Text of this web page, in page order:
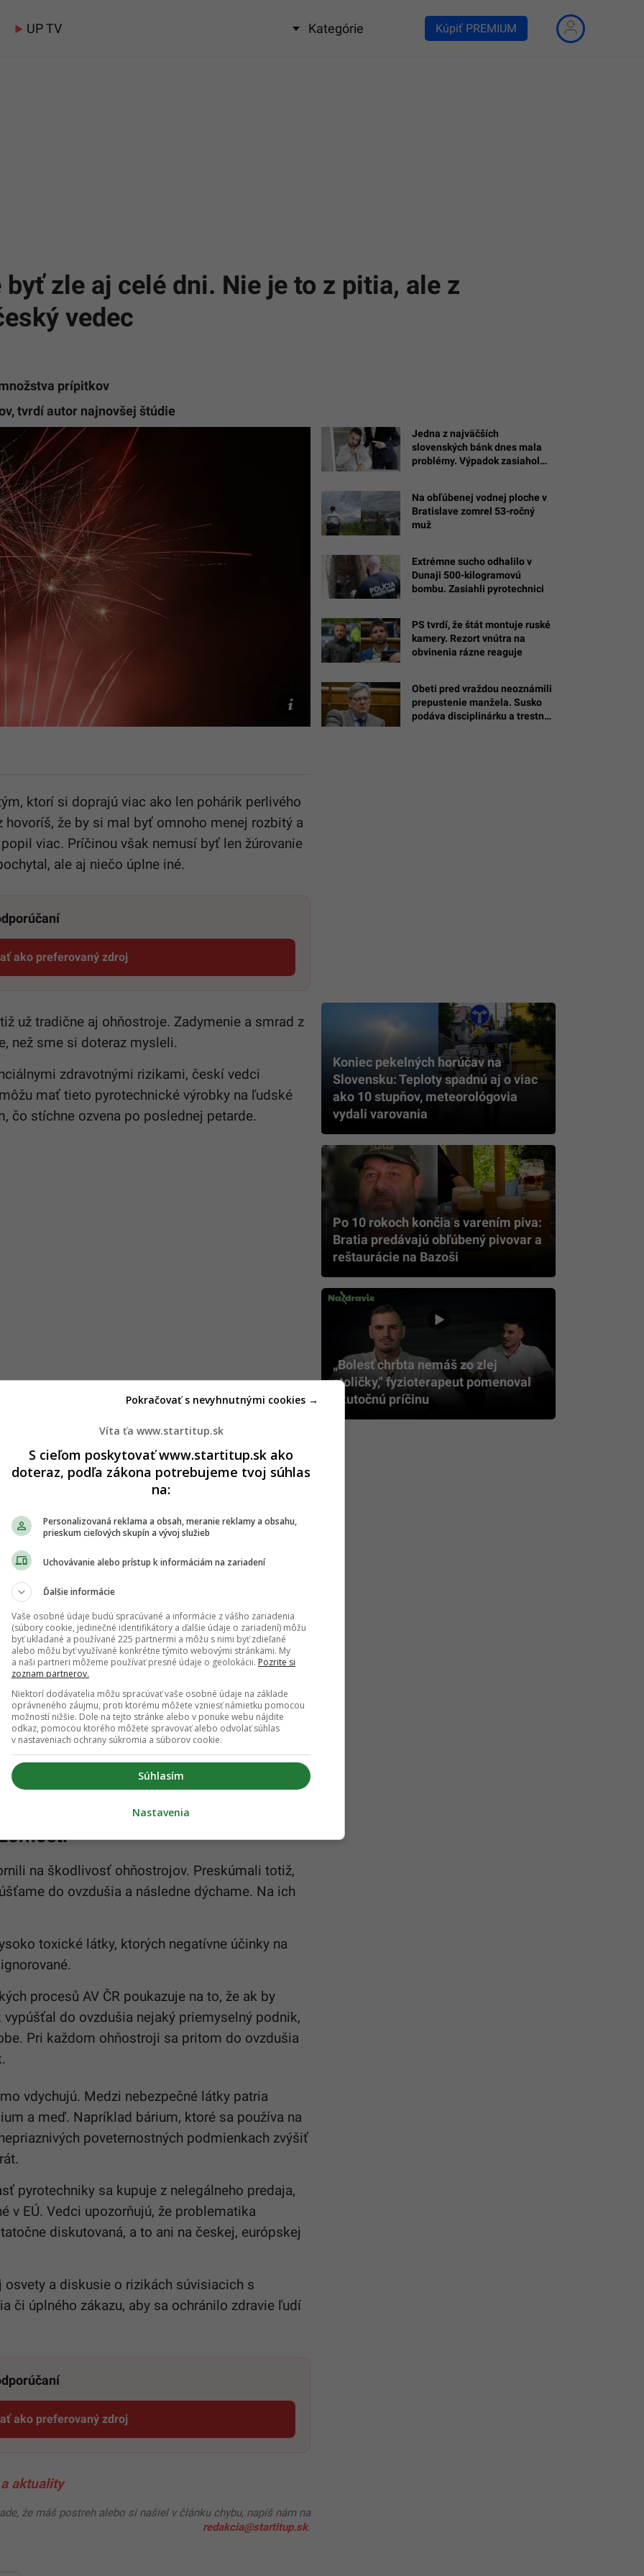
UP TV Kategórie Kúpiť PREMIUM
zle aj celé dni. Nie je to z pitia, ale z
vedec
prípitkov
tvrdí autor najnovšej štúdie
TASR/Lukáš
Grinaj
ktorí si doprajú viac ako len pohárik perlivého
že by si mal byť omnoho menej rozbitý a
viac. Príčinou však nemusí byť len žúrovanie
ale aj niečo úplne iné.
ako preferovaný zdroj
Startitup, odkaz sa otvorí v novom okne
už tradične aj ohňostroje. Zadymenie a smrad z
než sme si doteraz mysleli.
zdravotnými rizikami, českí vedci
mať tieto pyrotechnické výrobky na ľudské
čo stíchne ozvena po poslednej petarde.
vzduch
zlúčenín, ktoré sú nebezpečné. „
“ vysvetlil Martin Pivokonský z Ústavu
Nový Čas
s tým, ako človek dýcha. Mnoho z týchto
potenciálne nebezpečenstvo týchto látok.
na to, že škodlivé látky zo ohňostrojov môžu
následky na zdravie.
a zase sa nám vráti na hlavu. Buď ju
do pôdy, v hospodárskych krajinách do
Dodáva, že tieto dymy škodia najmä deťom a
je ešte niekoľko dní po Silvestri zle, nemusí byť
smogom.“
na škodlivosť ohňostrojov. Preskúmali totiž,
do ovzdušia a následne dýchame. Na ich
toxické látky, ktorých negatívne účinky na
procesů AV ČR poukazuje na to, že ak by
do ovzdušia nejaký priemyselný podnik,
Pri každom ohňostroji sa pritom do ovzdušia
vdychujú. Medzi nebezpečné látky patria
a meď. Napríklad bárium, ktoré sa používa na
poveternostných podmienkach zvýšiť
pyrotechniky sa kupuje z nelegálneho predaja,
v EÚ. Vedci upozorňujú, že problematika
diskutovaná, a to ani na českej, európskej
a diskusie o rizikách súvisiacich s
či úplného zákazu, aby sa ochránilo zdravie ľudí
ako preferovaný zdroj
Startitup, odkaz sa otvorí v novom okne
aktuality
že máš postreh alebo si našiel v článku chybu, napíš nám na
redakcia@startitup.sk.
Jedna z najväčších
slovenských bánk dnes mala
problémy. Výpadok zasiahol
Na obľúbenej vodnej ploche v
Bratislave zomrel 53-ročný
muž
Extrémne sucho odhalilo v
Dunaji 500-kilogramovú
bombu. Zasiahli pyrotechnici
PS tvrdí, že štát montuje ruské
kamery. Rezort vnútra na
obvinenia rázne reaguje
Obeti pred vraždou neoznámili
prepustenie manžela. Susko
podáva disciplinárku a trestné
Koniec pekelných horúčav na
Slovensku: Teploty spadnú aj o viac
ako 10 stupňov, meteorológovia
vydali varovania
Po 10 rokoch končia s varením piva:
Bratia predávajú obľúbený pivovar a
reštaurácie na Bazoši
„Bolesť chrbta nemáš zo zlej
stoličky,” fyzioterapeut pomenoval
skutočnú príčinu
Víta ťa www.startitup.sk
S cieľom poskytovať www.startitup.sk ako
doteraz, podľa zákona potrebujeme tvoj súhlas
na:
Personalizovaná reklama a obsah, meranie reklamy a obsahu,
prieskum cieľových skupín a vývoj služieb
Uchovávanie alebo prístup k informáciám na zariadení
Ďalšie informácie
Vaše osobné údaje budú spracúvané a informácie z vášho zariadenia
(súbory cookie, jedinečné identifikátory a ďalšie údaje o zariadení) môžu
byť ukladané a používané 225 partnermi a môžu s nimi byť zdieľané
alebo môžu byť využívané konkrétne týmito webovými stránkami. My
a naši partneri môžeme používať presné údaje o geolokácii. Pozrite si
zoznam partnerov.
Niektorí dodávatelia môžu spracúvať vaše osobné údaje na základe
oprávneného záujmu, proti ktorému môžete vzniesť námietku pomocou
možností nižšie. Dole na tejto stránke alebo v ponuke webu nájdite
odkaz, pomocou ktorého môžete spravovať alebo odvolať súhlas
v nastaveniach ochrany súkromia a súborov cookie.
Súhlasím
Pokračovať s nevyhnutnými cookies →
Nastavenia